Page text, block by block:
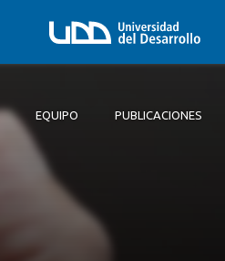
EQUIPO PUBLICACIONES